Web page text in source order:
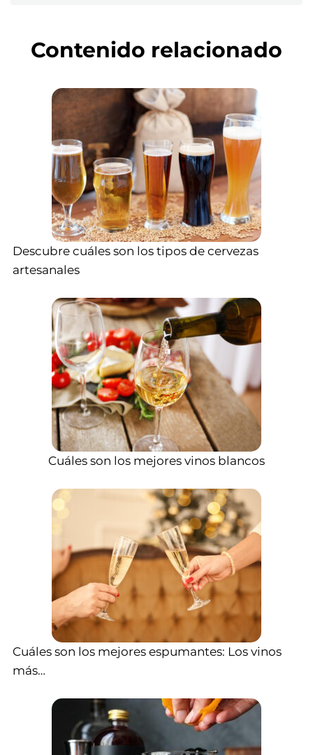
Contenido relacionado
Descubre cuáles son los tipos de cervezas
artesanales
Cuáles son los mejores vinos blancos
Cuáles son los mejores espumantes: Los vinos
más…